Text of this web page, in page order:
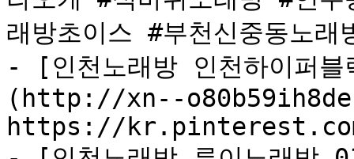
래방초이스 #부천신중동노래
- [인천노래방 인천하이퍼
(http://xn--
https://